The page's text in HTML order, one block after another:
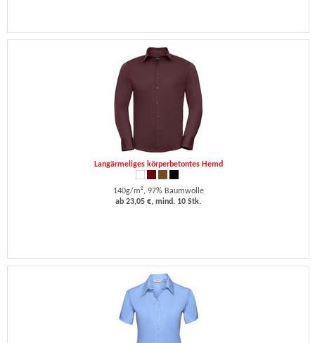
Langärmeliges körperbetontes Hemd
140g/m², 97% Baumwolle
ab 23,05 €, mind. 10 Stk.